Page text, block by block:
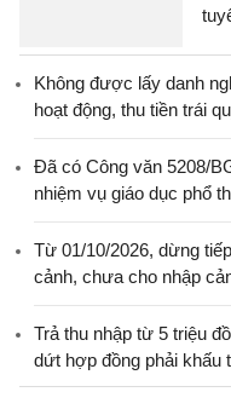
Không được lấy danh
hoạt động, thu tiền trái
Đã có Công văn 5208/
nhiệm vụ giáo dục phổ
Từ 01/10/2026, dừng
cảnh, chưa cho nhập
Trả thu nhập từ 5 triệu
dứt hợp đồng phải khấu